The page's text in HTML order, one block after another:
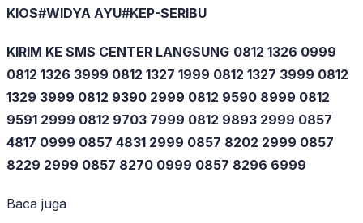
KIOS#WIDYA AYU#KEP-SERIBU
KIRIM KE SMS CENTER LANGSUNG 0812 1326 0999
0812 1326 3999 0812 1327 1999 0812 1327 3999 0812
1329 3999 0812 9390 2999 0812 9590 8999 0812
9591 2999 0812 9703 7999 0812 9893 2999 0857
4817 0999 0857 4831 2999 0857 8202 2999 0857
8229 2999 0857 8270 0999 0857 8296 6999
Baca juga